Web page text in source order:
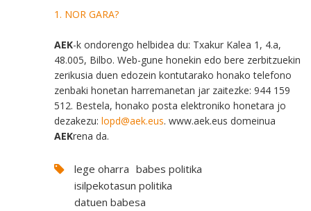
1. NOR GARA?
AEK-k ondorengo helbidea du: Txakur Kalea 1, 4.a,
48.005, Bilbo. Web-gune honekin edo bere zerbitzuekin
zerikusia duen edozein kontutarako honako telefono
zenbaki honetan harremanetan jar zaitezke: 944 159
512. Bestela, honako posta elektroniko honetara jo
dezakezu: lopd@aek.eus. www.aek.eus domeinua
AEKrena da.
lege oharra babes politika
isilpekotasun politika
datuen babesa